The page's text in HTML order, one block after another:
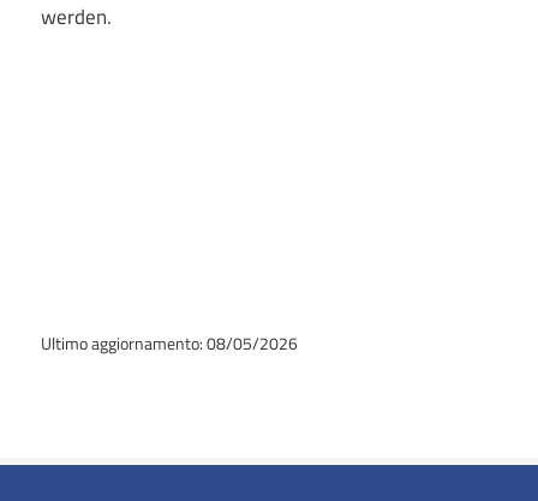
werden.
Ultimo aggiornamento: 08/05/2026